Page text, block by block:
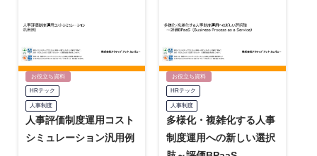
お役立ち資料
HRテック
人事制度
人事評価制度運用コスト
シミュレーション汎用例
お役立ち資料
HRテック
人事制度
多様化・複雑化する人事
制度運用への新しい選択